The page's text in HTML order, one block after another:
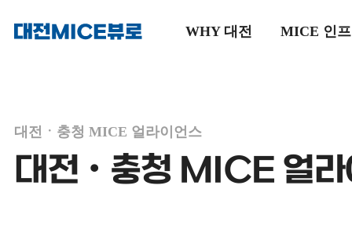
메인으로
WHY 대전 MICE 인
대전ㆍ충청 MICE 얼라이언스
대전ㆍ충청 MICE 얼라